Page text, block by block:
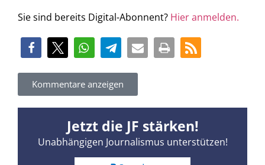
Sie sind bereits Digital-Abonnent? Hier anmelden.
Kommentare anzeigen
Jetzt die JF stärken!
Unabhängigen Journalismus unterstützen!